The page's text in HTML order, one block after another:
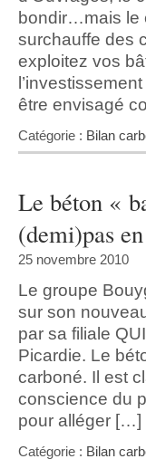
bondir…mais le
surchauffe des
exploitez vos
être envisagé
Catégorie : Bilan
Le béton «
(demi)pas
25 novembre 2010
Le groupe
sur son
par sa filiale
Picardie. Le
carboné. Il est
conscience du
pour alléger […]
Catégorie : Bilan